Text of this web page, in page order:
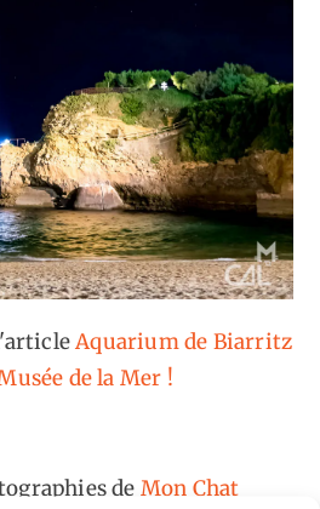
Aquarium de Biarritz
de la Mer !
de Mon Chat